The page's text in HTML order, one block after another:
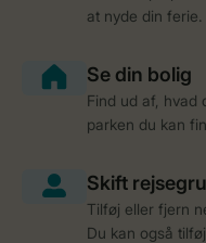
at nyde din ferie.
Find ud af, hvad
parken du kan
Tilføj eller fjern
Du kan også